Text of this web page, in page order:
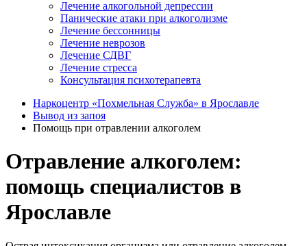
Лечение алкогольной депрессии
Панические атаки при алкоголизме
Лечение бессонницы
Лечение неврозов
Лечение СДВГ
Лечение стресса
Консультация психотерапевта
Наркоцентр «Похмельная Служба» в Ярославле
Вывод из запоя
Помощь при отравлении алкоголем
Отравление алкоголем:
помощь специалистов в
Ярославле